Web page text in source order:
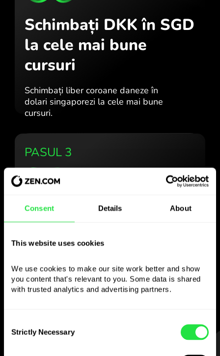
Consent Details About
This website uses cookies
We use cookies to make our site work better and show
you content that's relevant to you. Some data is shared
with trusted analytics and advertising partners.
Selection
Strictly Necessary
Schimbați DKK în SGD
la cele mai bune
cursuri
Schimbați liber coroane daneze în
dolari singaporezi la cele mai bune
cursuri.
PASUL 3
Folosiți valuta aleasă
retrageți de la bancomate fără
comision, plătiți cu cardul multi-valutar
— simplu și fără stres.